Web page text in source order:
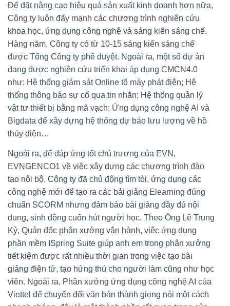
Để đặt nâng cao hiệu quả sản xuất kinh doanh hơn nữa,
Công ty luôn đẩy mạnh các chương trình nghiên cứu
khoa học, ứng dụng công nghệ và sáng kiến sáng chế.
Hàng năm, Công ty có từ 10-15 sáng kiến sáng chế
được Tổng Công ty phê duyệt. Ngoài ra, một số dự án
đang được nghiên cứu triển khai áp dụng CMCN4.0
như: Hệ thống giám sát Online tổ máy phát điện; Hệ
thống thông báo sự cố qua tin nhắn; Hệ thống quản lý
vật tư thiết bị bằng mã vạch; Ứng dụng công nghệ AI và
Bigdata để xây dựng hệ thống dự báo lưu lượng về hồ
thủy điện…
Ngoài ra, để đáp ứng tốt chủ trương của EVN,
EVNGENCO1 về việc xây dựng các chương trình đào
tạo nội bộ, Công ty đã chủ động tìm tòi, ứng dụng các
công nghệ mới để tạo ra các bải giảng Elearning đúng
chuẩn SCORM nhưng đảm bảo bài giảng đầy đủ nội
dung, sinh động cuốn hút người học. Theo Ông Lê Trung
Kỷ, Quản đốc phân xưởng vận hành, việc ứng dụng
phần mềm ISpring Suite giúp anh em trong phân xưởng
tiết kiệm được rất nhiều thời gian trong việc tạo bài
giảng điện tử, tạo hứng thú cho người làm cũng như học
viên. Ngoài ra, Phân xưởng ứng dụng công nghệ AI của
Viettel để chuyển đổi văn bản thành giọng nói một cách